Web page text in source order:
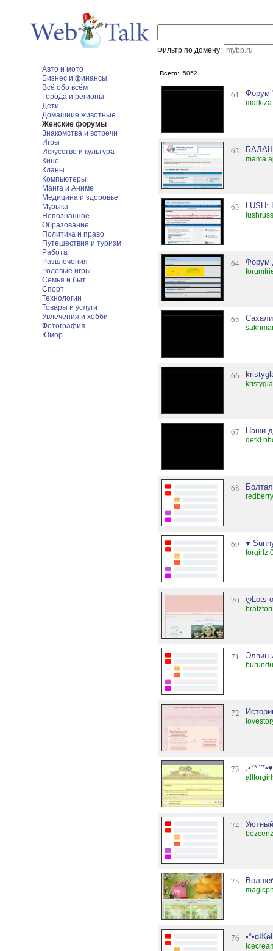
Фильтр по домену:
Авто и мото
Бизнес и финансы
Всё обо всём
Города и регионы
Дети
Домашние животные
Женские форумы
Знакомства и встречи
Игры
Искусство и культура
Кино
Кланы
Компьютеры
Манга и Аниме
Медицина и здоровье
Музыка
Непознанное
Образование
Политика и право
Путешествия и туризм
Работа
Развлечения
Ролевые игры
Семья и быт
Спорт
Технологии
Товары и услуги
Увлечения и хобби
Фотография
Юмор
Всего: 5052
61 Форум
62
63 LUSH:
64 Форум
65
66
67 Наши
68
69 ♥
70 ღLots
71 Элвин
72
73
74
75
76